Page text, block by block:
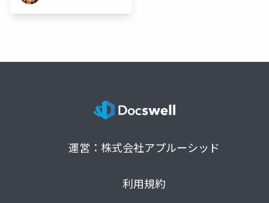
運営：株式会社アプルーシッド
利用規約